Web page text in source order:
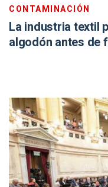
CONTAMINACIÓN
La industria textil
algodón antes de